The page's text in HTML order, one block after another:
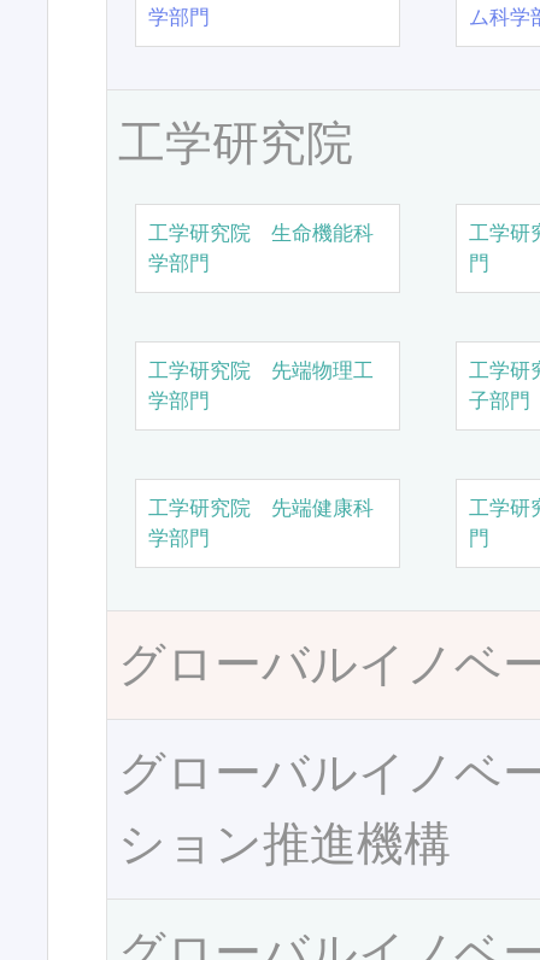
学部門
ム科学
工学研究院
工学研究院 生命機能科
学部門
工学研
門
工学研究院 先端物理工
学部門
工学研
子部門
工学研究院 先端健康科
学部門
工学研
門
グローバルイノベ
グローバルイノベ
ション推進機構